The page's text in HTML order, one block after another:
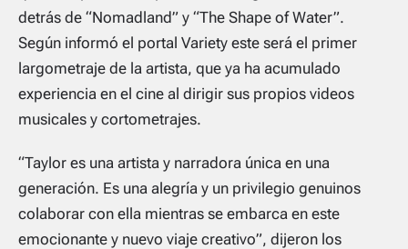
detrás de “Nomadland” y “The Shape of Water”.
Según informó el portal Variety este será el primer
largometraje de la artista, que ya ha acumulado
experiencia en el cine al dirigir sus propios videos
musicales y cortometrajes.
“Taylor es una artista y narradora única en una
generación. Es una alegría y un privilegio genuinos
colaborar con ella mientras se embarca en este
emocionante y nuevo viaje creativo”, dijeron los